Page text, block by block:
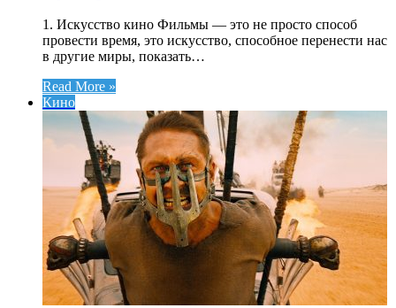
1. Искусство кино Фильмы — это не просто способ
провести время, это искусство, способное перенести нас
в другие миры, показать…
Read More »
Кино